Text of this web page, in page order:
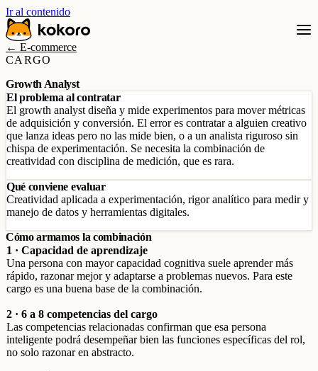
Ir al contenido
← E-commerce
CARGO
Growth Analyst
El problema al contratar
El growth analyst diseña y mide experimentos para mover métricas
de adquisición y conversión. El error es contratar a alguien creativo
que lanza ideas pero no las mide bien, o a un analista riguroso sin
chispa de experimentación. Se necesita la combinación de
creatividad con disciplina de medición, que es rara.
Qué conviene evaluar
Creatividad aplicada a experimentación, rigor analítico para medir y
manejo de datos y herramientas digitales.
Cómo armamos la combinación
1 · Capacidad de aprendizaje
Una persona con mayor capacidad cognitiva suele aprender más
rápido, razonar mejor y adaptarse a problemas nuevos. Para este
cargo es una buena base de la combinación.
2 · 6 a 8 competencias del cargo
Las competencias relacionadas confirman que esa persona
inteligente podrá desempeñar bien las funciones específicas del rol,
no solo razonar en abstracto.